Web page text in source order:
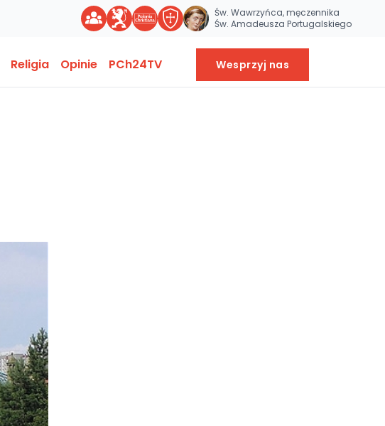
Św. Wawrzyńca, męczennika
Św. Amadeusza Portugalskiego
Religia Opinie PCh24TV Wesprzyj nas